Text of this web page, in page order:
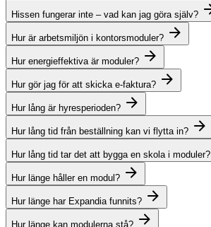
Hissen fungerar inte – vad kan jag göra själv?
Hur är arbetsmiljön i kontorsmoduler?
Hur energieffektiva är moduler?
Hur gör jag för att skicka e-faktura?
Hur lång är hyresperioden?
Hur lång tid från beställning kan vi flytta in?
Hur lång tid tar det att bygga en skola i moduler?
Hur länge håller en modul?
Hur länge har Expandia funnits?
Hur länge kan modulerna stå?